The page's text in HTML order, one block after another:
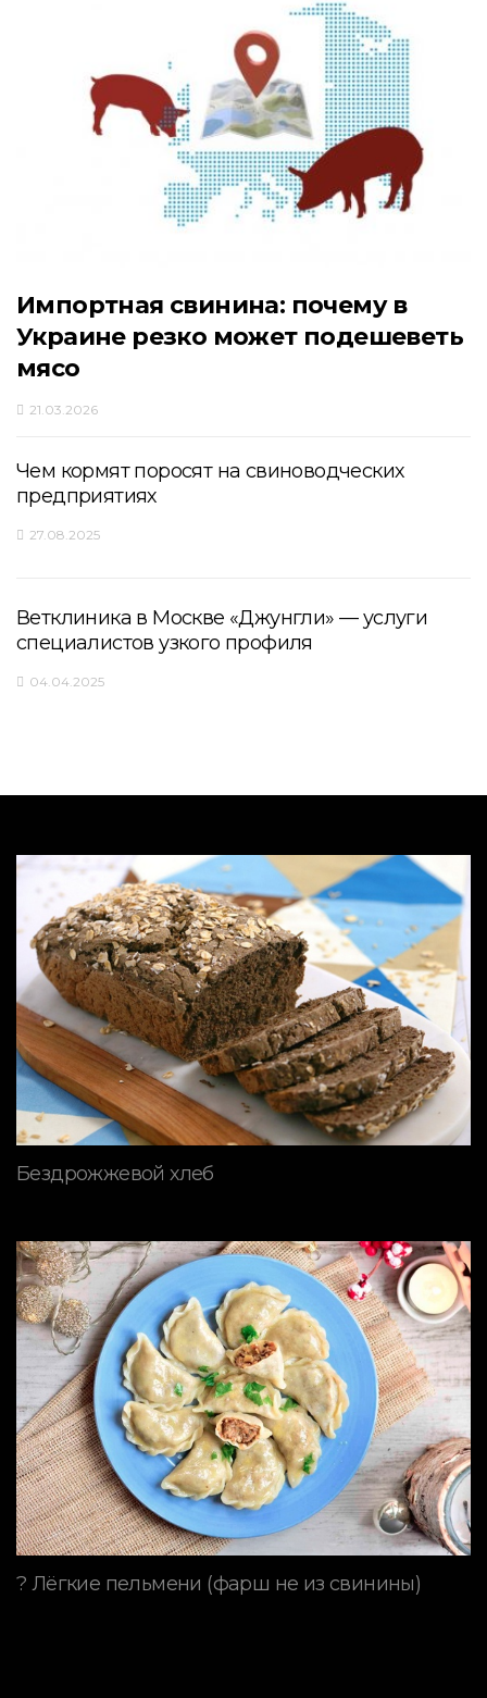
Импортная свинина: почему в
Украине резко может подешеветь
мясо
21.03.2026
Чем кормят поросят на свиноводческих
предприятиях
27.08.2025
Ветклиника в Москве «Джунгли» — услуги
специалистов узкого профиля
04.04.2025
Бездрожжевой хлеб
? Лёгкие пельмени (фарш не из свинины)